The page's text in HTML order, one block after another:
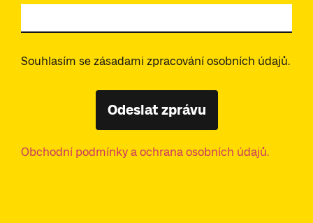
Souhlasím se zásadami zpracování osobních údajů.
Odeslat zprávu
Obchodní podmínky a ochrana osobních údajů.